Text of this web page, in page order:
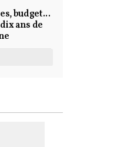
budget...
ans de